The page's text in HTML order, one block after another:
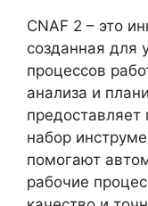
CNAF 2 – это
созданная для
процессов
анализа и
набор
помогают
рабочие